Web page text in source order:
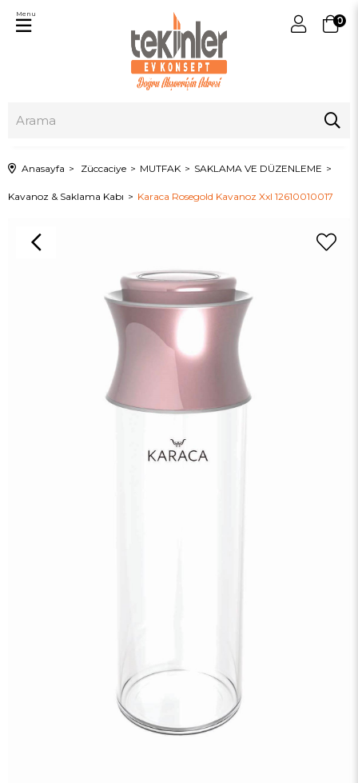
0
Menu
Anasayfa Züccaciye MUTFAK SAKLAMA VE DÜZENLEME
Kavanoz & Saklama Kabı Karaca Rosegold Kavanoz Xxl 12610010017